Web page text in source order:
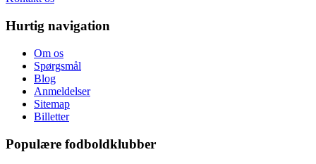
Hurtig navigation
Om os
Spørgsmål
Blog
Anmeldelser
Sitemap
Billetter
Populære fodboldklubber